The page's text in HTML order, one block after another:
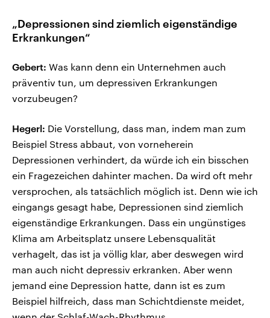
„Depressionen sind ziemlich eigenständige
Erkrankungen“
Gebert: Was kann denn ein Unternehmen auch
präventiv tun, um depressiven Erkrankungen
vorzubeugen?
Hegerl: Die Vorstellung, dass man, indem man zum
Beispiel Stress abbaut, von vorneherein
Depressionen verhindert, da würde ich ein bisschen
ein Fragezeichen dahinter machen. Da wird oft mehr
versprochen, als tatsächlich möglich ist. Denn wie ich
eingangs gesagt habe, Depressionen sind ziemlich
eigenständige Erkrankungen. Dass ein ungünstiges
Klima am Arbeitsplatz unsere Lebensqualität
verhagelt, das ist ja völlig klar, aber deswegen wird
man auch nicht depressiv erkranken. Aber wenn
jemand eine Depression hatte, dann ist es zum
Beispiel hilfreich, dass man Schichtdienste meidet,